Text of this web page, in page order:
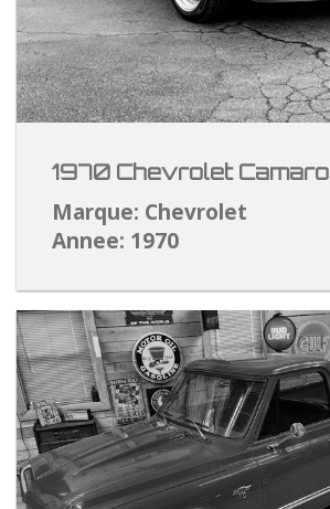
1970 Chevrolet Camaro
Marque: Chevrolet
Annee: 1970